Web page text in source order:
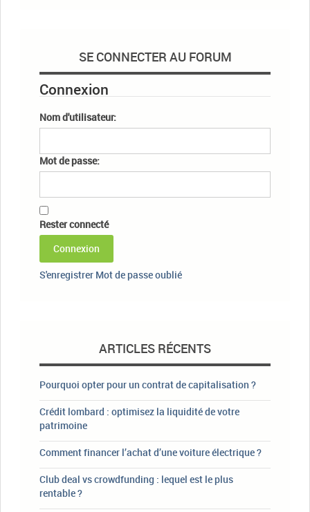
SE CONNECTER AU FORUM
Connexion
Nom d'utilisateur:
Mot de passe:
Rester connecté
Connexion
S'enregistrer Mot de passe oublié
ARTICLES RÉCENTS
Pourquoi opter pour un contrat de capitalisation ?
Crédit lombard : optimisez la liquidité de votre
patrimoine
Comment financer l’achat d’une voiture électrique ?
Club deal vs crowdfunding : lequel est le plus
rentable ?